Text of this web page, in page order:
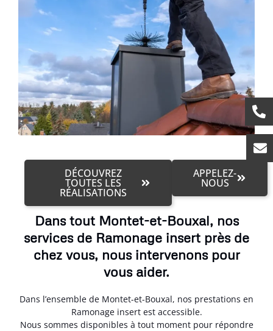
DÉCOUVREZ
TOUTES LES
RÉALISATIONS
APPELEZ-
NOUS
Dans tout Montet-et-Bouxal, nos
services de Ramonage insert près de
chez vous, nous intervenons pour
vous aider.
Dans l’ensemble de Montet-et-Bouxal, nos prestations en
Ramonage insert est accessible.
Nous sommes disponibles à tout moment pour répondre